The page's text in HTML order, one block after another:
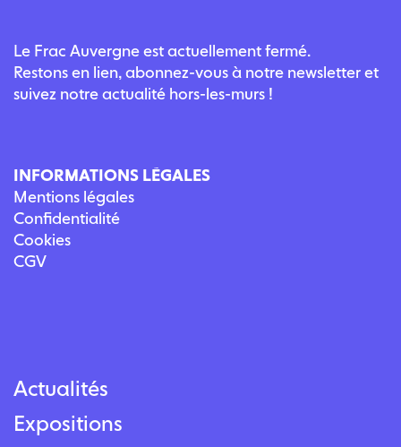
Le Frac Auvergne est actuellement fermé.
Restons en lien, abonnez-vous à notre newsletter et
suivez notre actualité hors-les-murs !
INFORMATIONS LÉGALES
Mentions légales
Confidentialité
Cookies
CGV
Actualités
Expositions